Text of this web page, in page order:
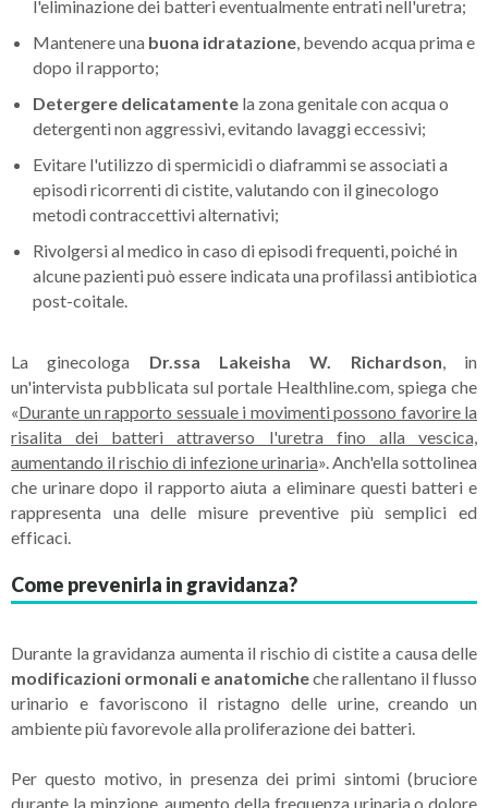
l'eliminazione dei batteri eventualmente entrati nell'uretra;
Mantenere una buona idratazione , bevendo acqua prima e
dopo il rapporto;
Detergere delicatamente la zona genitale con acqua o
detergenti non aggressivi, evitando lavaggi eccessivi;
Evitare l'utilizzo di spermicidi o diaframmi se associati a
episodi ricorrenti di cistite, valutando con il ginecologo
metodi contraccettivi alternativi;
Rivolgersi al medico in caso di episodi frequenti, poiché in
alcune pazienti può essere indicata una profilassi antibiotica
post-coitale.
La ginecologa Dr.ssa Lakeisha W. Richardson , in
un'intervista pubblicata sul portale Healthline.com, spiega che
«Durante un rapporto sessuale i movimenti possono favorire la
risalita dei batteri attraverso l'uretra fino alla vescica,
aumentando il rischio di infezione urinaria». Anch'ella sottolinea
che urinare dopo il rapporto aiuta a eliminare questi batteri e
rappresenta una delle misure preventive più semplici ed
efficaci.
Come prevenirla in gravidanza?
Durante la gravidanza aumenta il rischio di cistite a causa delle
modificazioni ormonali e anatomicheche rallentano il flusso
urinario e favoriscono il ristagno delle urine, creando un
ambiente più favorevole alla proliferazione dei batteri.
Per questo motivo, in presenza dei primi sintomi (bruciore
durante la minzione, aumento della frequenza urinaria o dolore